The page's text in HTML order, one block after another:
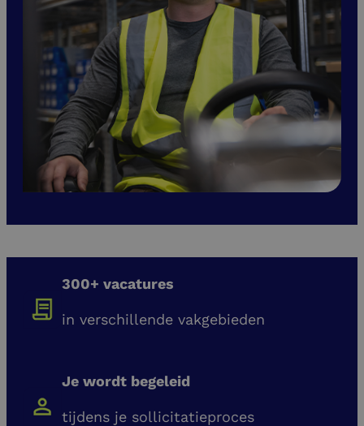
300+ vacatures
in verschillende vakgebieden
Je wordt begeleid
tijdens je sollicitatieproces